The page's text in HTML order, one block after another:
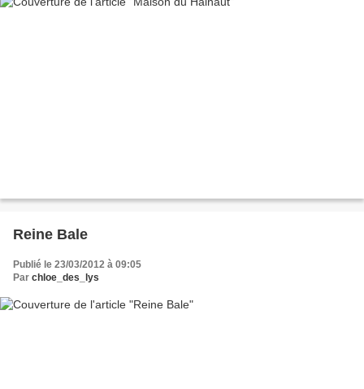
Reine Bale
Publié le 23/03/2012 à 09:05
Par chloe_des_lys